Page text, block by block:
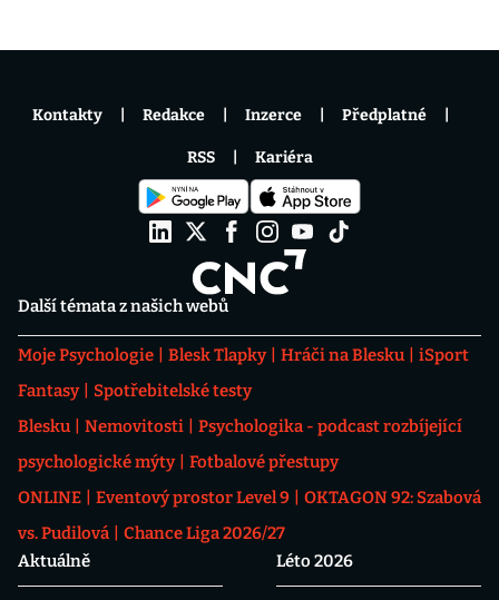
Další témata z našich webů
Moje Psychologie Blesk Tlapky Hráči na Blesku
iSport
Fantasy
Spotřebitelské testy
Blesku
Nemovitosti
Psychologika - podcast rozbíjející
psychologické mýty
Fotbalové přestupy
ONLINE
Eventový prostor Level 9
OKTAGON 92: Szabová
vs. Pudilová
Chance Liga 2026/27
Aktuálně
Léto 2026
Kontakty Redakce Inzerce Předplatné
RSS Kariéra